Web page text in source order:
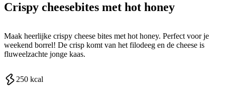
Crispy cheesebites met hot honey
Maak heerlijke crispy cheese bites met hot honey. Perfect voor je
weekend borrel! De crisp komt van het filodeeg en de cheese is
fluweelzachte jonge kaas.
250 kcal